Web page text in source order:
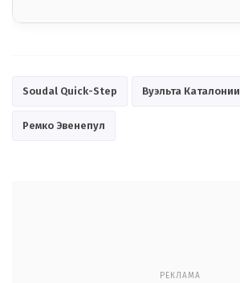
Soudal Quick-Step Вуэльта Каталонии
Ремко Эвенепул
РЕКЛАМА